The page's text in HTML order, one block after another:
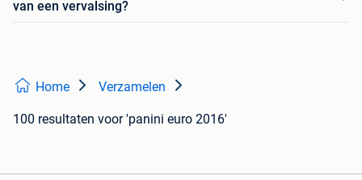
van een vervalsing?
Home Verzamelen
100 resultaten voor 'panini euro 2016'